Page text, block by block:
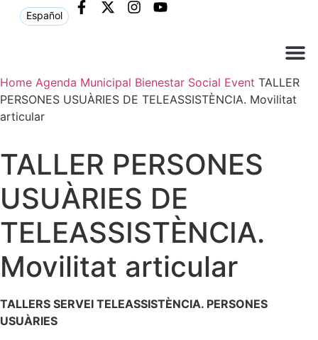
Español
Home Agenda Municipal Bienestar Social Event TALLER
PERSONES USUÀRIES DE TELEASSISTÈNCIA. Movilitat
articular
TALLER PERSONES
USUÀRIES DE
TELEASSISTÈNCIA.
Movilitat articular
TALLERS SERVEI TELEASSISTÈNCIA. PERSONES
USUÀRIES